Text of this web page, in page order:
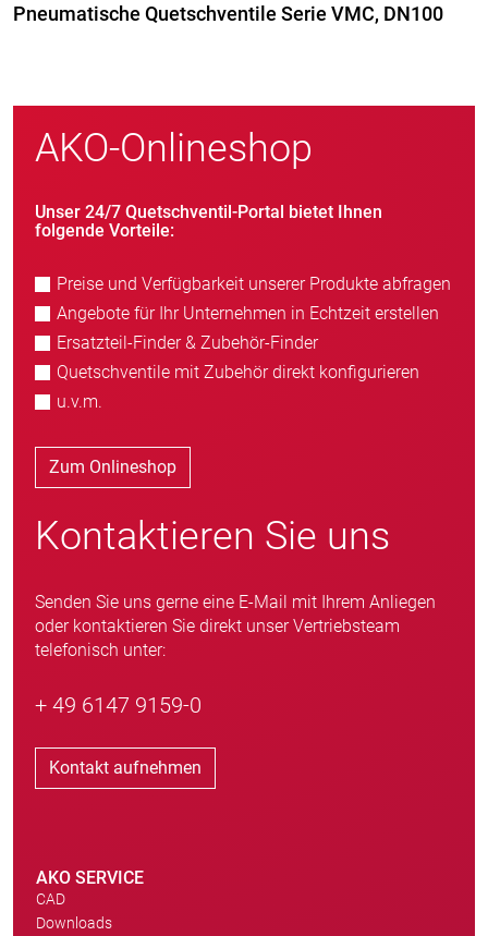
Pneumatische Quetschventile Serie VMC, DN100
AKO-Onlineshop
Unser 24/7 Quetschventil-Portal bietet Ihnen
folgende Vorteile:
Preise und Verfügbarkeit unserer Produkte abfragen
Angebote für Ihr Unternehmen in Echtzeit erstellen
Ersatzteil-Finder & Zubehör-Finder
Quetschventile mit Zubehör direkt konfigurieren
u.v.m.
Zum Onlineshop
Kontaktieren Sie uns
Senden Sie uns gerne eine E-Mail mit Ihrem Anliegen
oder kontaktieren Sie direkt unser Vertriebsteam
telefonisch unter:
+ 49 6147 9159-0
Kontakt aufnehmen
AKO SERVICE
CAD
Downloads